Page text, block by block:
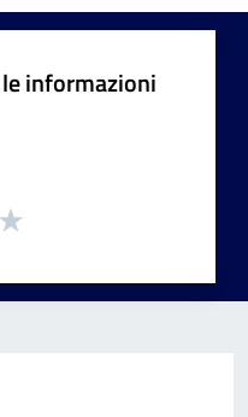
informazioni